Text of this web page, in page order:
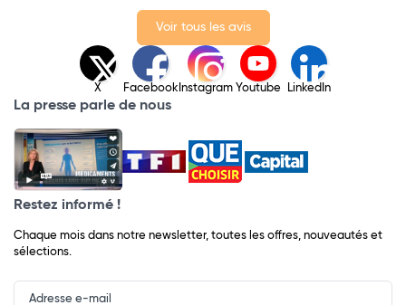
Voir tous les avis
X Facebook Instagram Youtube LinkedIn
La presse parle de nous
Restez informé !
Chaque mois dans notre newsletter, toutes les offres, nouveautés et
sélections.
Input
Newsletter